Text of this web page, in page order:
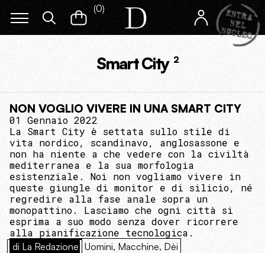
(0)
Smart City 2
NON VOGLIO VIVERE IN UNA SMART CITY
01 Gennaio 2022
La Smart City è settata sullo stile di
vita nordico, scandinavo, anglosassone e
non ha niente a che vedere con la civiltà
mediterranea e la sua morfologia
esistenziale. Noi non vogliamo vivere in
queste giungle di monitor e di silicio, né
regredire alla fase anale sopra un
monopattino. Lasciamo che ogni città si
esprima a suo modo senza dover ricorrere
alla pianificazione tecnologica.
di La Redazione Uomini, Macchine, Dèi